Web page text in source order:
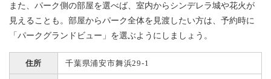
また、パーク側の部屋を選べば、室内からシンデレラ城や花火が
見えることも。部屋からパーク全体を見渡したい方は、予約時に
「パークグランドビュー」を選ぶようにしましょう。
住所 千葉県浦安市舞浜29-1